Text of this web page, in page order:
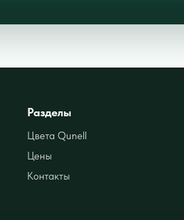
Разделы
Цвета Qunell
Цены
Контакты